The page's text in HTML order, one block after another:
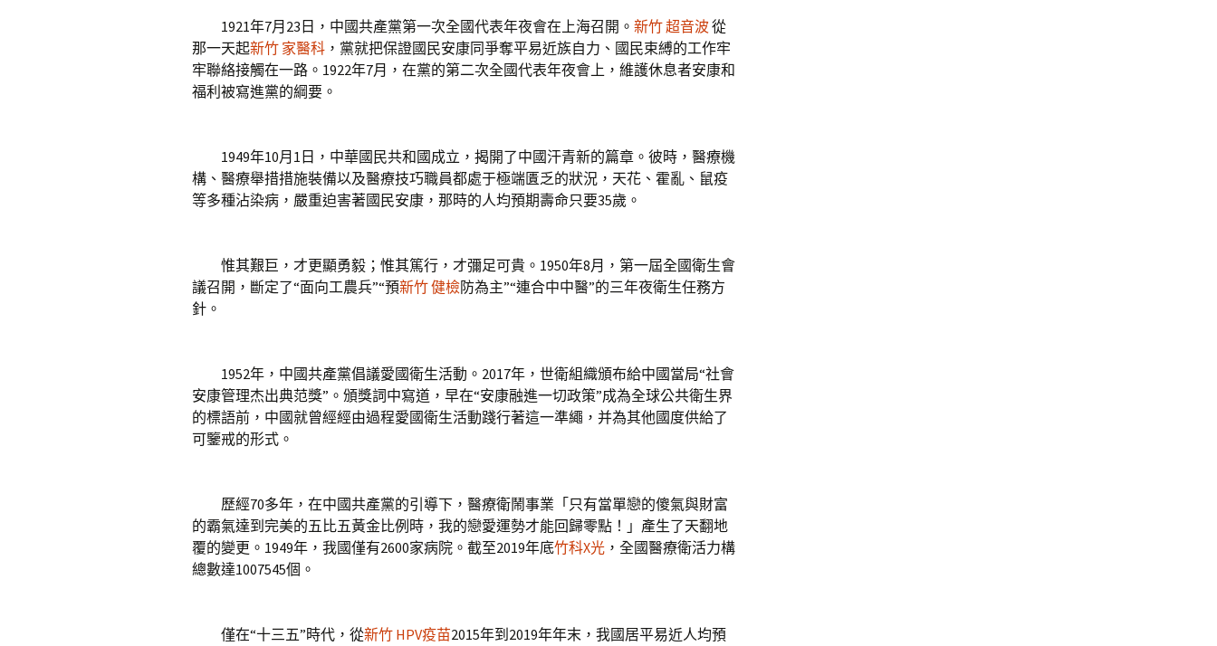
1921年7月23日，中國共產黨第一次全國代表年夜會在上海召開。 新竹 超音波從
那一天起新竹 家醫科 ，黨就把保證國民安康同爭奪平易近族自力、國民束縛的工作牢
牢聯絡接觸在一路。1922年7月，在黨的第二次全國代表年夜會上，維護休息者安康和
福利被寫進黨的綱要。
1949年10月1日，中華國民共和國成立，揭開了中國汗青新的篇章。彼時，醫療機
構、醫療舉措措施裝備以及醫療技巧職員都處于極端匱乏的狀況，天花、霍亂、鼠疫
等多種沾染病，嚴重迫害著國民安康，那時的人均預期壽命只要35歲。
惟其艱巨，才更顯勇毅；惟其篤行，才彌足可貴。1950年8月，第一屆全國衛生會
議召開，斷定了“面向工農兵”“預新竹 健檢防為主”“連合中中醫”的三年夜衛生任務方
針。
1952年，中國共產黨倡議愛國衛生活動。2017年，世衛組織頒布給中國當局“社會
安康管理杰出典范獎”。頒獎詞中寫道，早在“安康融進一切政策”成為全球公共衛生界
的標語前，中國就曾經經由過程愛國衛生活動踐行著這一準繩，并為其他國度供給了
可鑒戒的形式。
歷經70多年，在中國共產黨的引導下，醫療衛鬧事業「只有當單戀的傻氣與財富
的霸氣達到完美的五比五黃金比例時，我的戀愛運勢才能回歸零點！」產生了天翻地
覆的變更。1949年，我國僅有2600家病院。截至2019年底竹科X光 ，全國醫療衛活力構
總數達1007545個。
僅在“十三五”時代，從新竹 HPV疫苗2015年到2019年年末，我國居平易近人均預